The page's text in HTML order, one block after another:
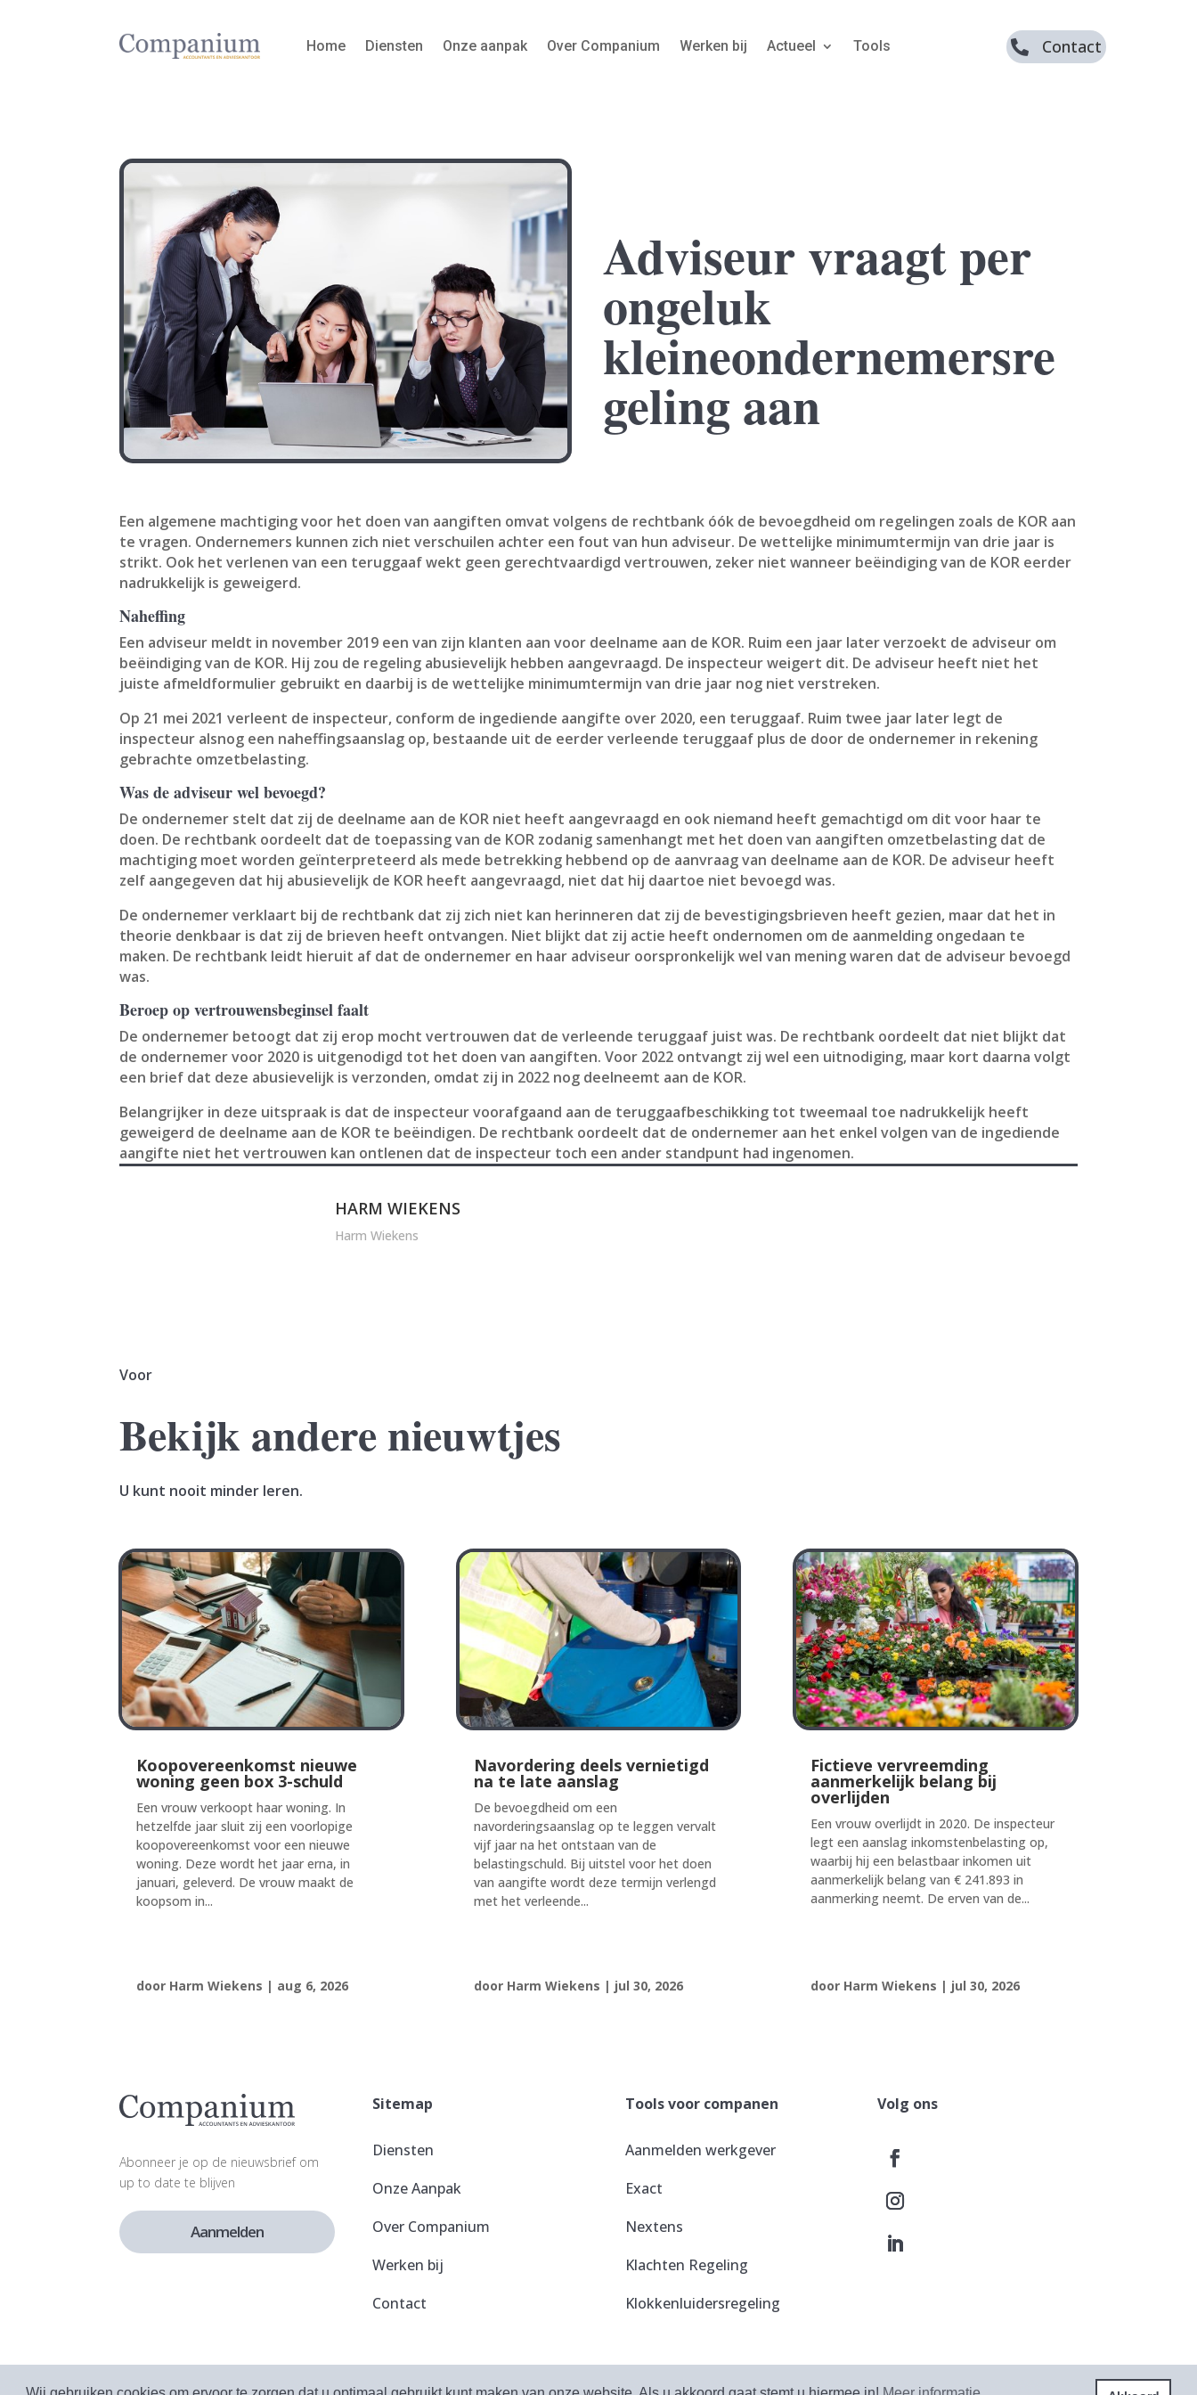
Home Diensten Onze aanpak Over Companium Werken bij Actueel Tools  Contact
Adviseur vraagt per
ongeluk
kleineondernemersre
geling aan
Een algemene machtiging voor het doen van aangiften omvat volgens de rechtbank óók de bevoegdheid om regelingen zoals de KOR aan
te vragen. Ondernemers kunnen zich niet verschuilen achter een fout van hun adviseur. De wettelijke minimumtermijn van drie jaar is
strikt. Ook het verlenen van een teruggaaf wekt geen gerechtvaardigd vertrouwen, zeker niet wanneer beëindiging van de KOR eerder
nadrukkelijk is geweigerd.
Naheffing
Een adviseur meldt in november 2019 een van zijn klanten aan voor deelname aan de KOR. Ruim een jaar later verzoekt de adviseur om
beëindiging van de KOR. Hij zou de regeling abusievelijk hebben aangevraagd. De inspecteur weigert dit. De adviseur heeft niet het
juiste afmeldformulier gebruikt en daarbij is de wettelijke minimumtermijn van drie jaar nog niet verstreken.
Op 21 mei 2021 verleent de inspecteur, conform de ingediende aangifte over 2020, een teruggaaf. Ruim twee jaar later legt de
inspecteur alsnog een naheffingsaanslag op, bestaande uit de eerder verleende teruggaaf plus de door de ondernemer in rekening
gebrachte omzetbelasting.
Was de adviseur wel bevoegd?
De ondernemer stelt dat zij de deelname aan de KOR niet heeft aangevraagd en ook niemand heeft gemachtigd om dit voor haar te
doen. De rechtbank oordeelt dat de toepassing van de KOR zodanig samenhangt met het doen van aangiften omzetbelasting dat de
machtiging moet worden geïnterpreteerd als mede betrekking hebbend op de aanvraag van deelname aan de KOR. De adviseur heeft
zelf aangegeven dat hij abusievelijk de KOR heeft aangevraagd, niet dat hij daartoe niet bevoegd was.
De ondernemer verklaart bij de rechtbank dat zij zich niet kan herinneren dat zij de bevestigingsbrieven heeft gezien, maar dat het in
theorie denkbaar is dat zij de brieven heeft ontvangen. Niet blijkt dat zij actie heeft ondernomen om de aanmelding ongedaan te
maken. De rechtbank leidt hieruit af dat de ondernemer en haar adviseur oorspronkelijk wel van mening waren dat de adviseur bevoegd
was.
Beroep op vertrouwensbeginsel faalt
De ondernemer betoogt dat zij erop mocht vertrouwen dat de verleende teruggaaf juist was. De rechtbank oordeelt dat niet blijkt dat
de ondernemer voor 2020 is uitgenodigd tot het doen van aangiften. Voor 2022 ontvangt zij wel een uitnodiging, maar kort daarna volgt
een brief dat deze abusievelijk is verzonden, omdat zij in 2022 nog deelneemt aan de KOR.
Belangrijker in deze uitspraak is dat de inspecteur voorafgaand aan de teruggaafbeschikking tot tweemaal toe nadrukkelijk heeft
geweigerd de deelname aan de KOR te beëindigen. De rechtbank oordeelt dat de ondernemer aan het enkel volgen van de ingediende
aangifte niet het vertrouwen kan ontlenen dat de inspecteur toch een ander standpunt had ingenomen.
HARM WIEKENS
Harm Wiekens
Voor
Bekijk andere nieuwtjes
U kunt nooit minder leren.
Koopovereenkomst nieuwe
woning geen box 3-schuld
door Harm Wiekens | aug 6, 2026
Een vrouw verkoopt haar woning. In
hetzelfde jaar sluit zij een voorlopige
koopovereenkomst voor een nieuwe
woning. Deze wordt het jaar erna, in
januari, geleverd. De vrouw maakt de
koopsom in...
Navordering deels vernietigd
na te late aanslag
door Harm Wiekens | jul 30, 2026
De bevoegdheid om een
navorderingsaanslag op te leggen vervalt
vijf jaar na het ontstaan van de
belastingschuld. Bij uitstel voor het doen
van aangifte wordt deze termijn verlengd
met het verleende...
Fictieve vervreemding
aanmerkelijk belang bij
overlijden
door Harm Wiekens | jul 30, 2026
Een vrouw overlijdt in 2020. De inspecteur
legt een aanslag inkomstenbelasting op,
waarbij hij een belastbaar inkomen uit
aanmerkelijk belang van € 241.893 in
aanmerking neemt. De erven van de...
Abonneer je op de nieuwsbrief om
up to date te blijven
Aanmelden
Sitemap
Diensten
Onze Aanpak
Over Companium
Werken bij
Contact
Tools voor companen
Aanmelden werkgever
Exact
Nextens
Klachten Regeling
Klokkenluidersregeling
Volg ons
2026 Companium. Alle rechten voorbehouden. Privacy Statement Algemene voorwaarden